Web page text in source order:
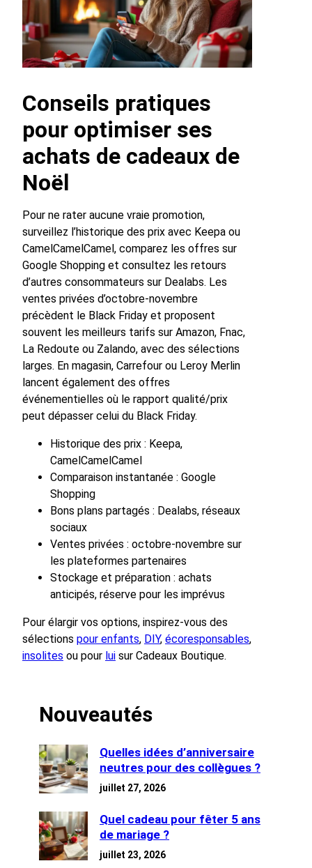
Conseils pratiques
pour optimiser ses
achats de cadeaux de
Noël
Pour ne rater aucune vraie promotion,
surveillez l’historique des prix avec Keepa ou
CamelCamelCamel, comparez les offres sur
Google Shopping et consultez les retours
d’autres consommateurs sur Dealabs. Les
ventes privées d’octobre-novembre
précèdent le Black Friday et proposent
souvent les meilleurs tarifs sur Amazon, Fnac,
La Redoute ou Zalando, avec des sélections
larges. En magasin, Carrefour ou Leroy Merlin
lancent également des offres
événementielles où le rapport qualité/prix
peut dépasser celui du Black Friday.
Historique des prix : Keepa,
CamelCamelCamel
Comparaison instantanée : Google
Shopping
Bons plans partagés : Dealabs, réseaux
sociaux
Ventes privées : octobre-novembre sur
les plateformes partenaires
Stockage et préparation : achats
anticipés, réserve pour les imprévus
Pour élargir vos options, inspirez-vous des
sélections pour enfants, DIY, écoresponsables,
insolites ou pour lui sur Cadeaux Boutique.
Nouveautés
Quelles idées d’anniversaire
neutres pour des collègues ?
juillet 27, 2026
Quel cadeau pour fêter 5 ans
de mariage ?
juillet 23, 2026